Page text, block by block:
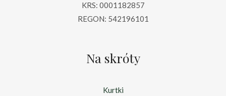
KRS: 0001182857
REGON: 542196101
Na skróty
Kurtki